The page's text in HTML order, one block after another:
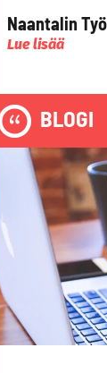
Naantalin
Lue lisää
BLOGI